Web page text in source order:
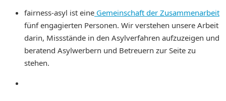
fairness-asyl ist eine Gemeinschaft der Zusammenarbeit
fünf engagierten Personen. Wir verstehen unsere Arbeit
darin, Missstände in den Asylverfahren aufzuzeigen und
beratend Asylwerbern und Betreuern zur Seite zu
stehen.